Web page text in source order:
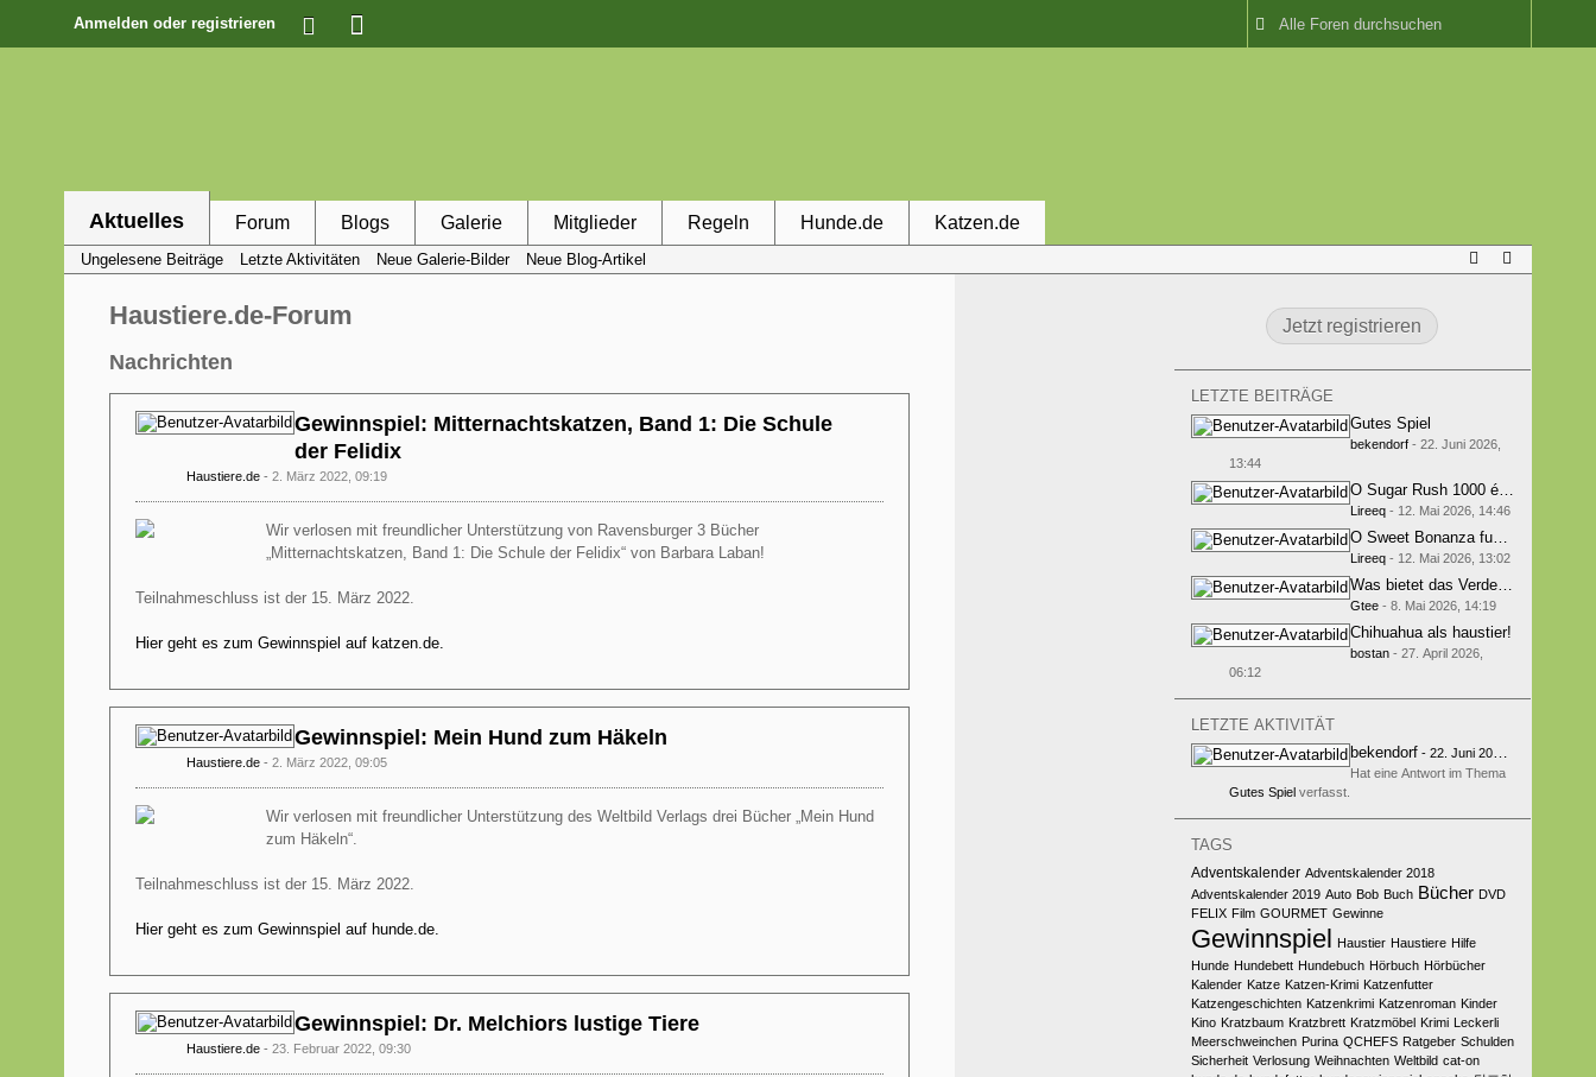
Anmelden oder registrieren
Aktuelles Forum Blogs Galerie Mitglieder Regeln Hunde.de Katzen.de
Ungelesene Beiträge Letzte Aktivitäten Neue Galerie-Bilder Neue Blog-Artikel
Haustiere.de-Forum
Nachrichten
Gewinnspiel: Mitternachtskatzen, Band 1: Die Schule
der Felidix
Haustiere.de 2. März 2022, 09:19
Wir verlosen mit freundlicher Unterstützung von Ravensburger 3 Bücher
„Mitternachtskatzen, Band 1: Die Schule der Felidix“ von Barbara Laban!
Teilnahmeschluss ist der 15. März 2022.
Hier geht es zum Gewinnspiel auf katzen.de.
Gewinnspiel: Mein Hund zum Häkeln
Haustiere.de 2. März 2022, 09:05
Wir verlosen mit freundlicher Unterstützung des Weltbild Verlags drei Bücher „Mein Hund
zum Häkeln“.
Teilnahmeschluss ist der 15. März 2022.
Hier geht es zum Gewinnspiel auf hunde.de.
Gewinnspiel: Dr. Melchiors lustige Tiere
Haustiere.de 23. Februar 2022, 09:30
Jetzt registrieren
LETZTE BEITRÄGE
Gutes Spiel
bekendorf- 22. Juni 2026,
13:44
O Sugar Rush 1000 é indicado
Lireeq- 12. Mai 2026, 14:46
O Sweet Bonanza funciona bem
Lireeq- 12. Mai 2026, 13:02
Was bietet das Verde Casino und
Gtee- 8. Mai 2026, 14:19
Chihuahua als haustier!
bostan- 27. April 2026,
06:12
LETZTE AKTIVITÄT
bekendorf- 22. Juni 2026, 13:44
Hat eine Antwort im Thema
Gutes Spielverfasst.
TAGS
Adventskalender Adventskalender 2018
Adventskalender 2019 Auto Bob Buch Bücher DVD
FELIX Film GOURMET Gewinne
Gewinnspiel Haustier Haustiere Hilfe
Hunde Hundebett Hundebuch Hörbuch Hörbücher
Kalender Katze Katzen-Krimi Katzenfutter
Katzengeschichten Katzenkrimi Katzenroman Kinder
Kino Kratzbaum Kratzbrett Kratzmöbel Krimi Leckerli
Meerschweinchen Purina QCHEFS Ratgeber Schulden
Sicherheit Verlosung Weihnachten Weltbild cat-on